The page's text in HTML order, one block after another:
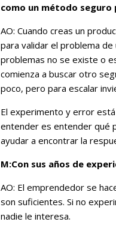
como un método seguro
AO: Cuando creas un
para validar el problema
problemas no se existe o
comienza a buscar otro
poco, pero para escalar
El experimento y error
entender es entender qué
ayudar a encontrar la
M:Con sus años de
AO: El emprendedor se
son suficientes. Si no
nadie le interesa.